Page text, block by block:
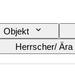
Objekt
Herrscher/ Ära